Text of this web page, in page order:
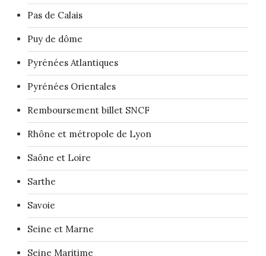
Pas de Calais
Puy de dôme
Pyrénées Atlantiques
Pyrénées Orientales
Remboursement billet SNCF
Rhône et métropole de Lyon
Saône et Loire
Sarthe
Savoie
Seine et Marne
Seine Maritime